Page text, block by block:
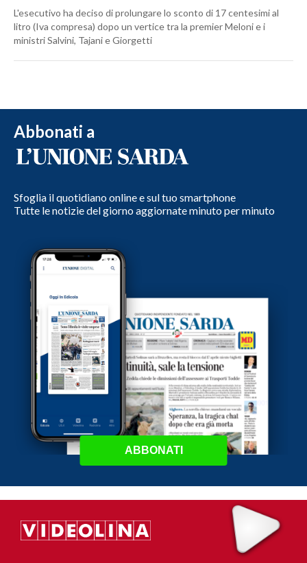
L'esecutivo ha deciso di prolungare lo sconto di 17 centesimi al
litro (Iva compresa) dopo un vertice tra la premier Meloni e i
ministri Salvini, Tajani e Giorgetti
Abbonati a
Sfoglia il quotidiano online e sul tuo smartphone
Tutte le notizie del giorno aggiornate minuto per minuto
ABBONATI